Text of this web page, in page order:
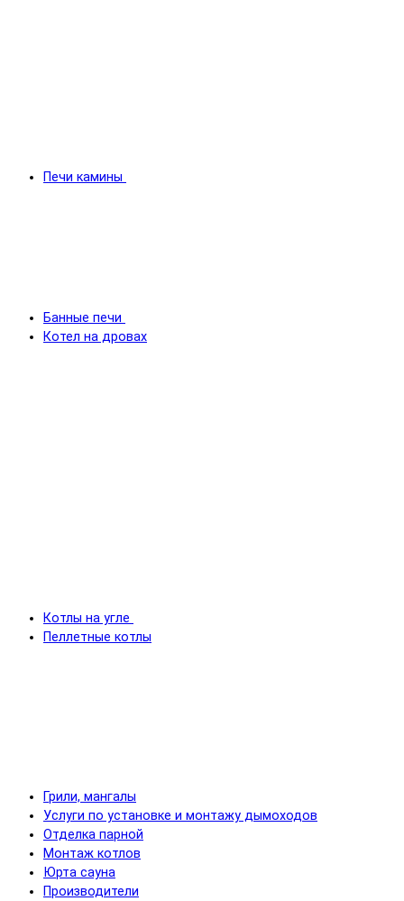
Печи камины
Банные печи
Котел на дровах
Котлы на угле
Пеллетные котлы
Грили, мангалы
Услуги по установке и монтажу дымоходов
Отделка парной
Монтаж котлов
Юрта сауна
Производители